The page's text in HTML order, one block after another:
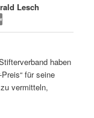
Lesch
haben
für seine
vermitteln,